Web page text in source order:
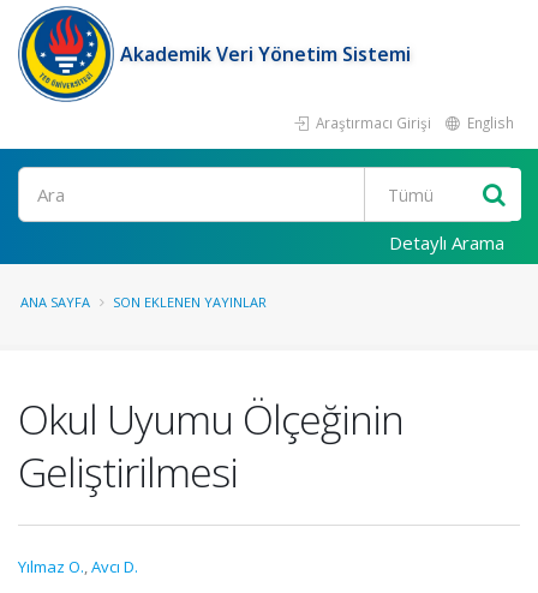
Akademik Veri Yönetim Sistemi
Araştırmacı Girişi English
Ara
Detaylı Arama
ANA SAYFA SON EKLENEN YAYINLAR
Okul Uyumu Ölçeğinin
Geliştirilmesi
Yılmaz O.,Avcı D.